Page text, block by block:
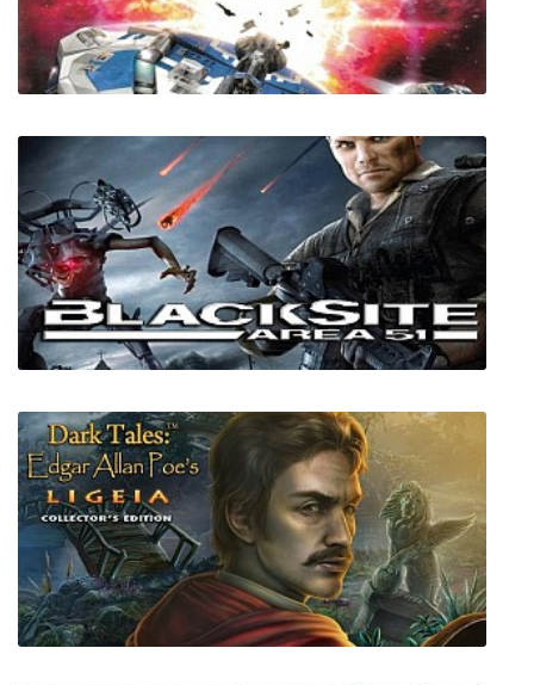
Unreal Racing
Homeworld: Emergence (Cataclysm)
BlackSite Area 51